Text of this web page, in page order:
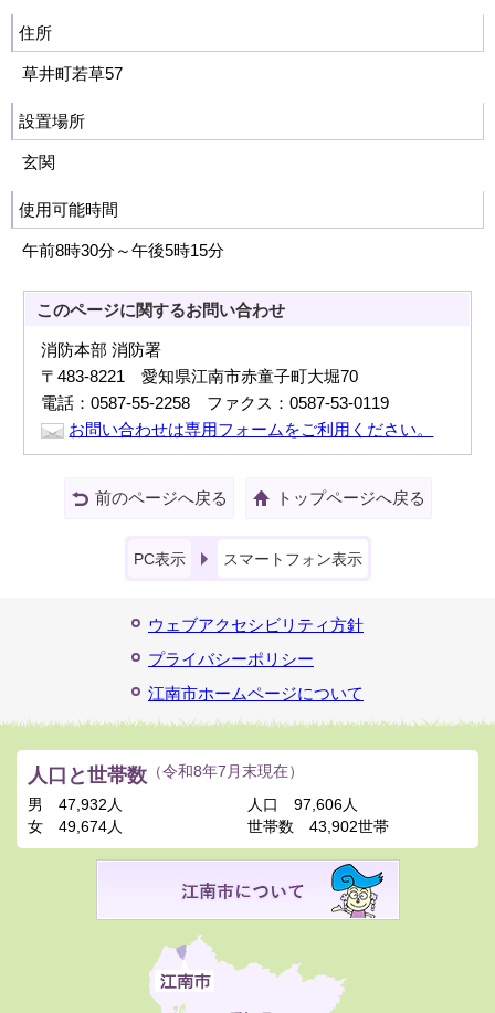
住所
草井町若草57
設置場所
玄関
使用可能時間
午前8時30分～午後5時15分
このページに関するお問い合わせ
消防本部 消防署
〒483-8221 愛知県江南市赤童子町大堀70
電話：0587-55-2258 ファクス：0587-53-0119
お問い合わせは専用フォームをご利用ください。
前のページへ戻る トップページへ戻る
PC表示 スマートフォン表示
ウェブアクセシビリティ方針
プライバシーポリシー
江南市ホームページについて
人口と世帯数 （令和8年7月末現在）
男
47,932人
女
49,674人
人口
97,606人
世帯数
43,902世帯